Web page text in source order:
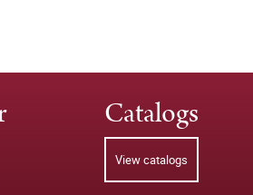
Catalogs
View catalogs